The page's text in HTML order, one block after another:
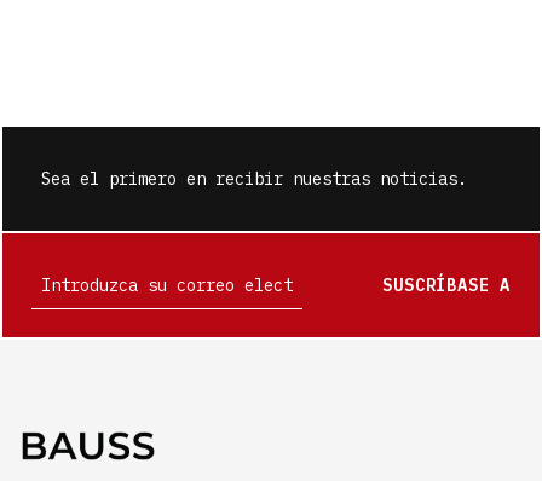
Sea el primero en recibir nuestras noticias.
SUSCRÍBASE A